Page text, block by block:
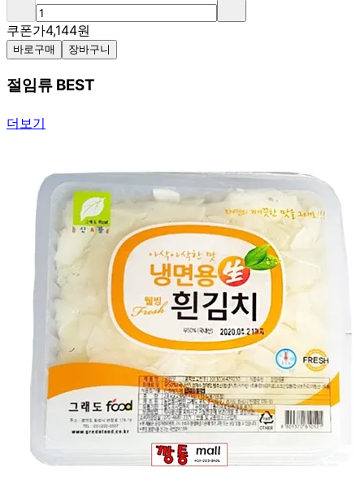
쿠폰가4,144원
바로구매 장바구니
절임류 BEST
더보기